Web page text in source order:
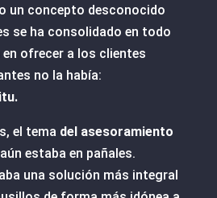
un concepto desconocido
se ha consolidado en todo
ofrecer a los clientes
no la había:
el tema del asesoramiento
estaba en pañales.
una solución más integral